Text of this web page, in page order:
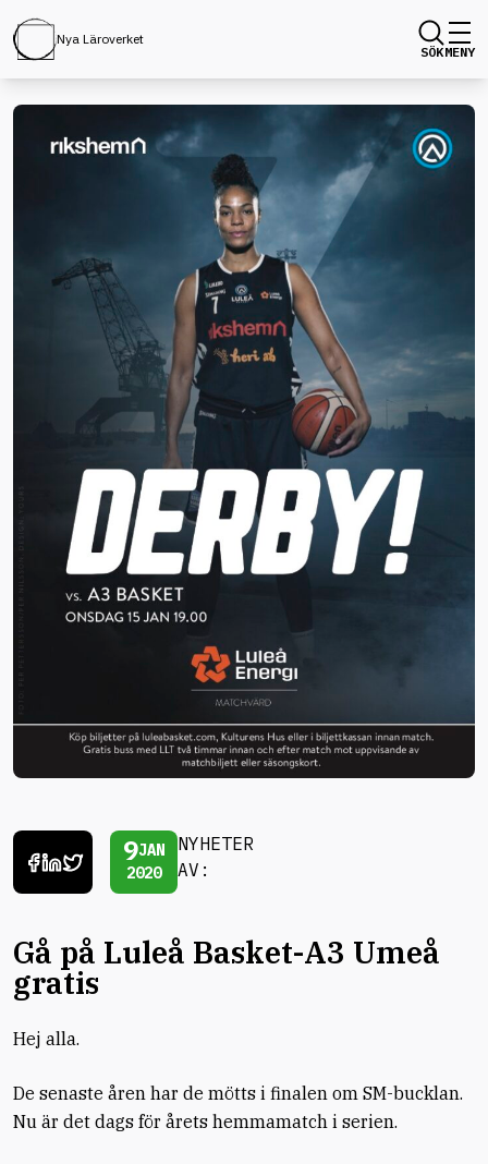
Nya Läroverket
SÖKMENY
9JAN
2020
NYHETER
AV:
Gå på Luleå Basket-A3 Umeå
gratis
Hej alla.
De senaste åren har de mötts i finalen om SM-bucklan.
Nu är det dags för årets hemmamatch i serien.